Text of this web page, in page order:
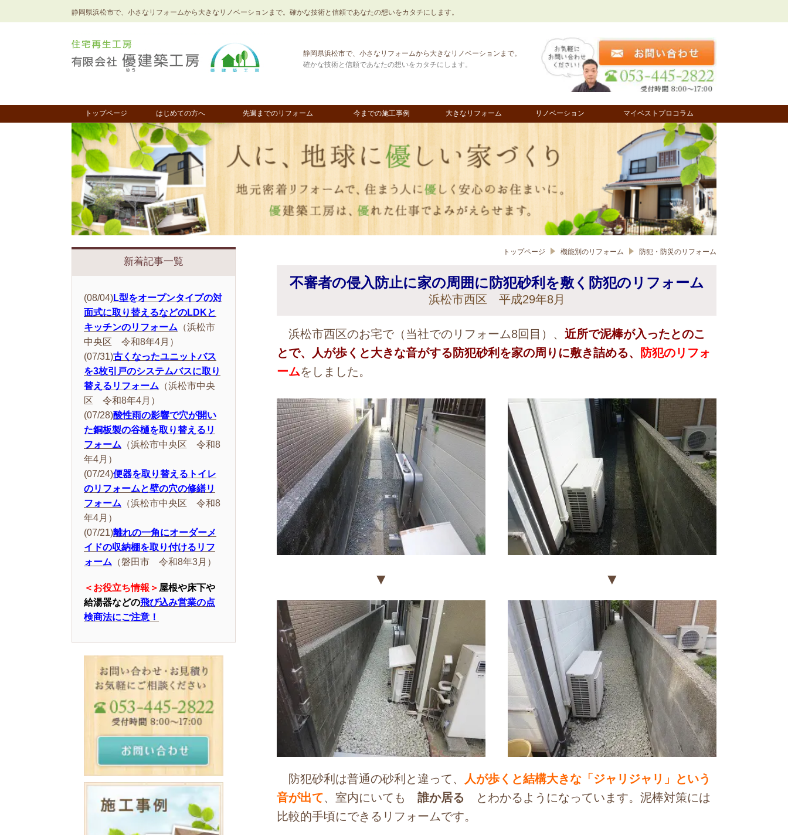
静岡県浜松市で、小さなリフォームから大きなリノベーションまで。確かな技術と信頼であなたの想いをカタチにします。
静岡県浜松市で、小さなリフォームから大きなリノベーションまで。
確かな技術と信頼であなたの想いをカタチにします。
トップページ はじめての方へ 先週までのリフォーム 今までの施工事例 大きなリフォーム リノベーション マイベストプロコラム
トップページ 機能別のリフォーム 防犯・防災のリフォーム
不審者の侵入防止に家の周囲に防犯砂利を敷く防犯のリフォーム
浜松市西区 平成29年8月
浜松市西区のお宅で（当社でのリフォーム8回目）、 近所で泥棒が入ったとのこ
とで、人が歩くと大きな音がする防犯砂利を家の周りに敷き詰める、
防犯のリフォ
ームをしました。
▼ ▼
防犯砂利は普通の砂利と違って、
人が歩くと結構大きな「ジャリジャリ」という
音が出て、室内にいても 誰か居る とわかるようになっています。泥棒対策には
比較的手頃にできるリフォームです。
新着記事一覧
(08/04)L型をオープンタイプの対
面式に取り替えるなどのLDKと
キッチンのリフォーム （浜松市
中央区 令和8年4月）
(07/31)古くなったユニットバス
を3枚引戸のシステムバスに取り
替えるリフォーム （浜松市中央
区 令和8年4月）
(07/28)酸性雨の影響で穴が開い
た銅板製の谷樋を取り替えるリ
フォーム （浜松市中央区 令和8
年4月）
(07/24)便器を取り替えるトイレ
のリフォームと壁の穴の修繕リ
フォーム （浜松市中央区 令和8
年4月）
(07/21)離れの一角にオーダーメ
イドの収納棚を取り付けるリフ
ォーム （磐田市 令和8年3月）
＜お役立ち情報＞ 屋根や床下や
給湯器などの飛び込み営業の点
検商法にご注意！